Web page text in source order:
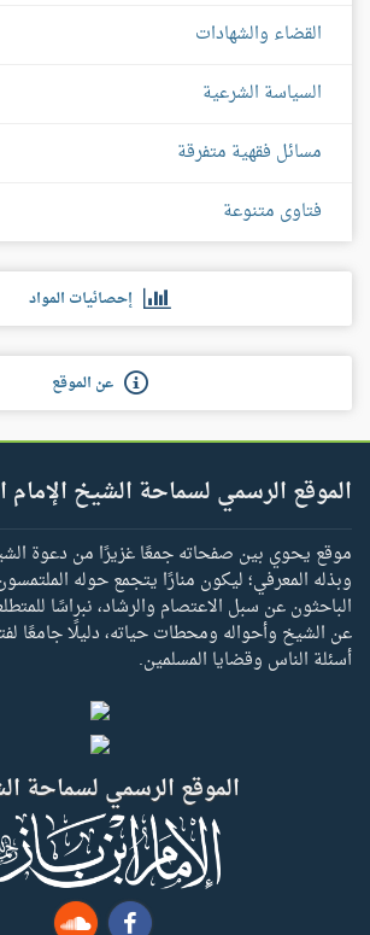
القضاء والشهادات
السياسة الشرعية
مسائل فقهية متفرقة
فتاوى متنوعة
إحصائيات المواد
عن الموقع
الموقع الرسمي لسماحة الشيخ الإمام
موقع يحوي بين صفحاته جمعًا غزيرًا من دعوة
وبذله المعرفي؛ ليكون منارًا يتجمع حوله
الباحثون عن سبل الاعتصام والرشاد، نبراسًا
عن الشيخ وأحواله ومحطات حياته، دليلًا جامعًا
أسئلة الناس وقضايا المسلمين.
الموقع الرسمي لسماحة